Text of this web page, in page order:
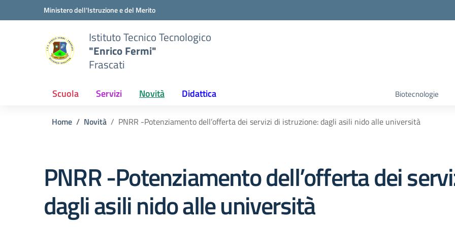
Vai ai contenuti
Vai al menu di navigazioneMinistero dell'Istruzione e del Merito
Istituto Tecnico Tecnologico
"Enrico Fermi"
Frascati
Scuola Servizi Novità Didattica Biotecnologie
Home Novità PNRR -Potenziamento dell’offerta dei servizi di istruzione: dagli asili nido alle università
PNRR -Potenziamento dell’offerta dei
dagli asili nido alle università